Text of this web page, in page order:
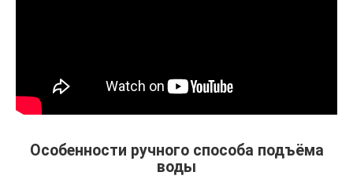
Особенности ручного способа подъёма
воды